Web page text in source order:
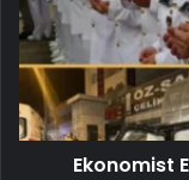
Ekonomist